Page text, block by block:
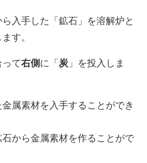
入手した「鉱石」を溶解炉と
す。
て右側 に「 炭 」を投入しま
属素材を入手することができ
から金属素材を作ることがで